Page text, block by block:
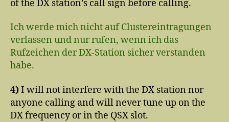
of the DX station’s call sign before calling.
Ich werde mich nicht auf Clustereintragungen
verlassen und nur rufen, wenn ich das
Rufzeichen der DX-Station sicher verstanden
habe.
4)I will not interfere with the DX station nor
anyone calling and will never tune up on the
DX frequency or in the QSX slot.